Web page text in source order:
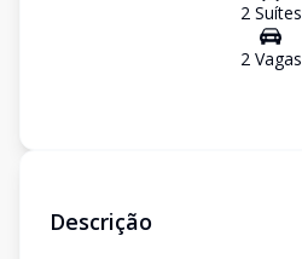
2Suítes
2Vagas
Descrição